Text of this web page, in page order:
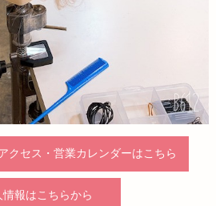
クセス・営業カレンダーはこちら
報はこちらから